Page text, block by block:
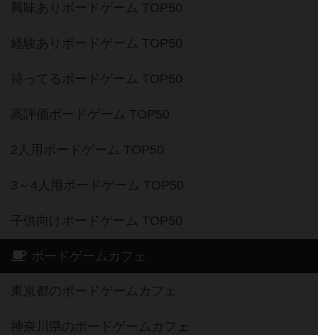
興味ありボードゲーム TOP50
経験ありボードゲーム TOP50
持ってるボードゲーム TOP50
高評価ボードゲーム TOP50
2人用ボードゲーム TOP50
3～4人用ボードゲーム TOP50
子供向けボードゲーム TOP50
ボードゲームカフェ
東京都のボードゲームカフェ
神奈川県のボードゲームカフェ